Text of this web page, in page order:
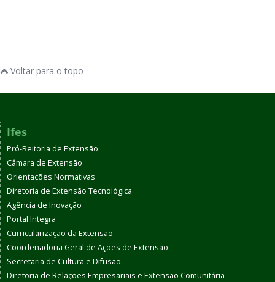
Voltar para o topo
Ifes
Pró-Reitoria de Extensão
Câmara de Extensão
Orientações Normativas
Diretoria de Extensão Tecnológica
Agência de Inovação
Portal Integra
Curricularização da Extensão
Coordenadoria Geral de Ações de Extensão
Secretaria de Cultura e Difusão
Diretoria de Relações Empresariais e Extensão Comunitária